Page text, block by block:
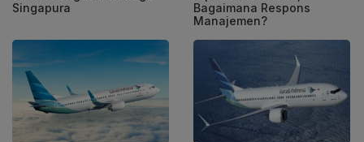
Singapura
Bagaimana Respons
Manajemen?